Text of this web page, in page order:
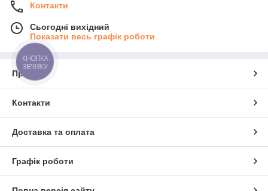
Контакти
Сьогодні вихідний
Показати весь графік роботи
Про нас
Контакти
Доставка та оплата
Графік роботи
КНОПКА
ЗВ'ЯЗКУ